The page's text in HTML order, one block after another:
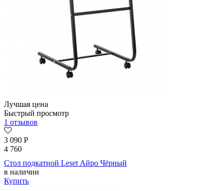
Лучшая цена
Быстрый просмотр
1 отзывов
3 090 Р
4 760
Стол подкатной Leset Айро Чёрный
в наличии
Купить